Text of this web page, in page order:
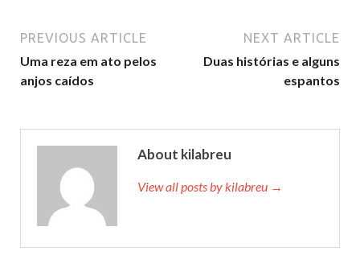
PREVIOUS ARTICLE
Uma reza em ato pelos
anjos caídos
NEXT ARTICLE
Duas histórias e alguns
espantos
About kilabreu
View all posts by kilabreu →